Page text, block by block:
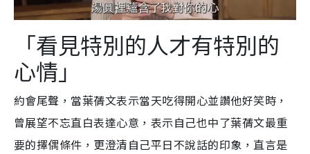
「看見特別的人才有特別的
心情」
約會尾聲，當葉蒨文表示當天吃得開心並讚他好笑時，
曾展望不忘直白表達心意，表示自己也中了葉蒨文最重
要的擇偶條件，更澄清自己平日不說話的印象，直言是